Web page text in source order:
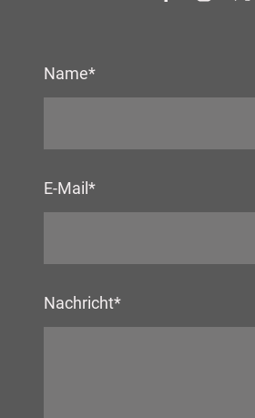
Name*
E-Mail *
Nachricht*